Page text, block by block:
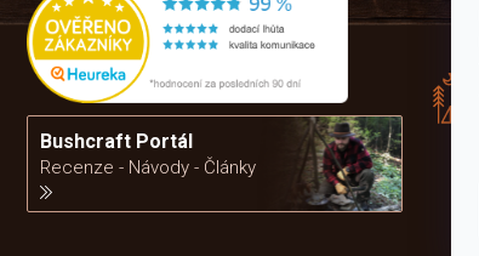
Bushcraft Portál
Recenze - Návody - Články